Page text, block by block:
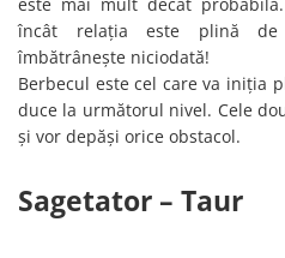
încât relația este plină
îmbătrânește niciodată!
Berbecul este cel care va iniția
duce la următorul nivel. Cele
și vor depăși orice obstacol.
Sagetator – Taur